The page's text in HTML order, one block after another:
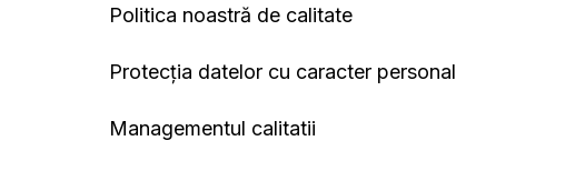
Politica noastră de calitate
Protecția datelor cu caracter personal
Managementul calitatii